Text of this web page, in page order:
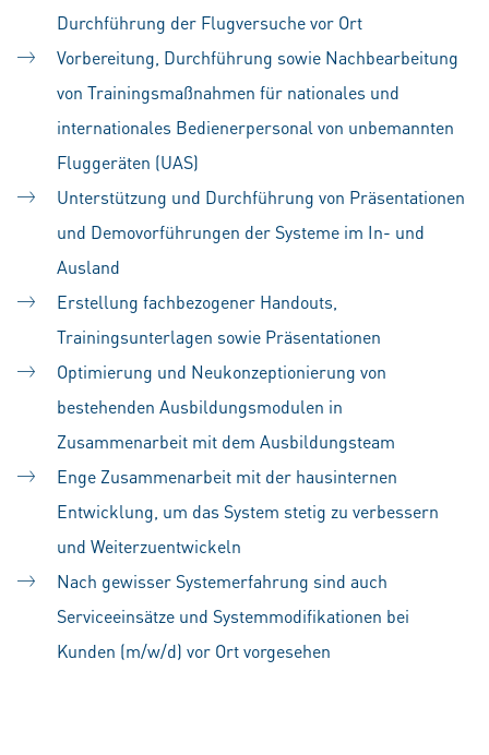
Durchführung der Flugversuche vor Ort
Vorbereitung, Durchführung sowie Nachbearbeitung
von Trainingsmaßnahmen für nationales und
internationales Bedienerpersonal von unbemannten
Fluggeräten (UAS)
Unterstützung und Durchführung von Präsentationen
und Demovorführungen der Systeme im In- und
Ausland
Erstellung fachbezogener Handouts,
Trainingsunterlagen sowie Präsentationen
Optimierung und Neukonzeptionierung von
bestehenden Ausbildungsmodulen in
Zusammenarbeit mit dem Ausbildungsteam
Enge Zusammenarbeit mit der hausinternen
Entwicklung, um das System stetig zu verbessern
und Weiterzuentwickeln
Nach gewisser Systemerfahrung sind auch
Serviceeinsätze und Systemmodifikationen bei
Kunden (m/w/d) vor Ort vorgesehen